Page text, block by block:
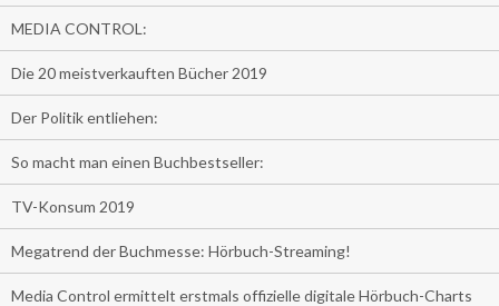
MEDIA CONTROL:
Die 20 meistverkauften Bücher 2019
Der Politik entliehen:
So macht man einen Buchbestseller:
TV-Konsum 2019
Megatrend der Buchmesse: Hörbuch-Streaming!
Media Control ermittelt erstmals offizielle digitale Hörbuch-Charts